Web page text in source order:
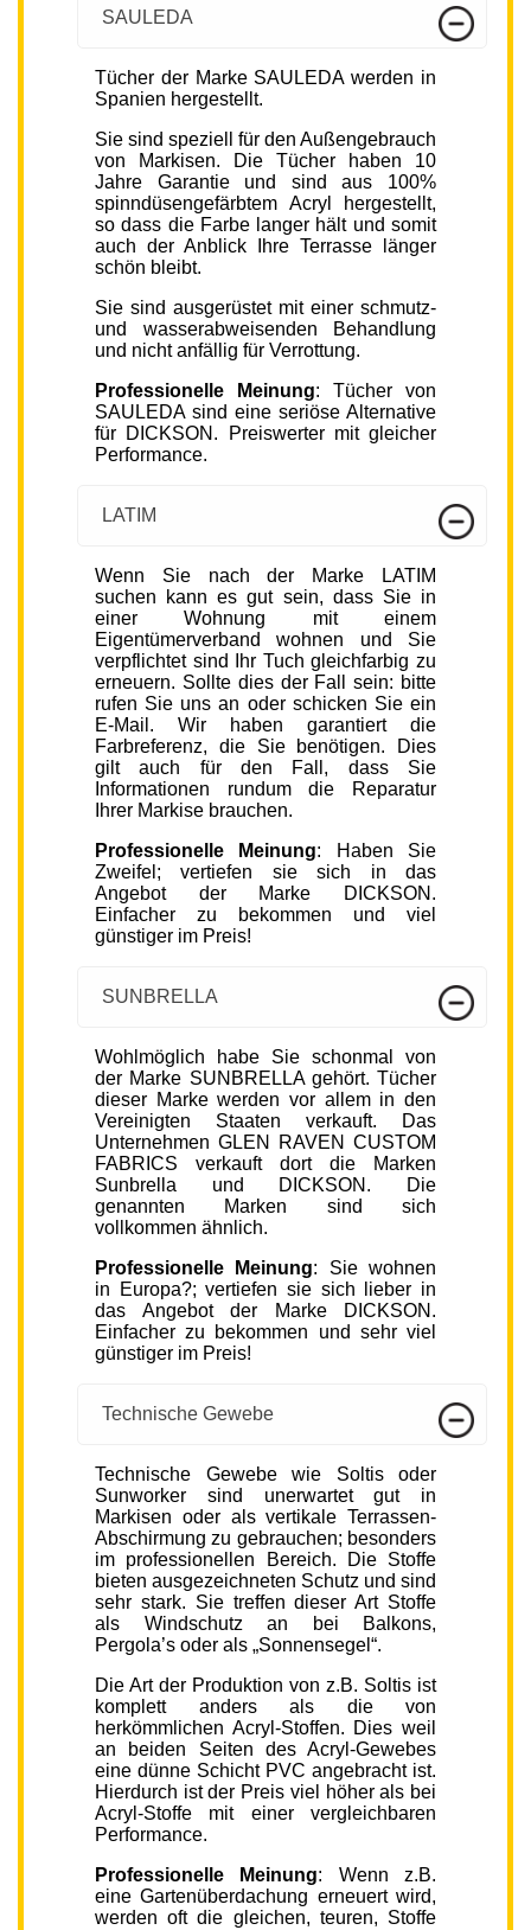
SAULEDA
Tücher der Marke SAULEDA werden in
Spanien hergestellt.
Sie sind speziell für den Außengebrauch
von Markisen. Die Tücher haben 10
Jahre Garantie und sind aus 100%
spinndüsengefärbtem Acryl hergestellt,
so dass die Farbe langer hält und somit
auch der Anblick Ihre Terrasse länger
schön bleibt.
Sie sind ausgerüstet mit einer schmutz-
und wasserabweisenden Behandlung
und nicht anfällig für Verrottung.
Professionelle Meinung: Tücher von
SAULEDA sind eine seriöse Alternative
für DICKSON. Preiswerter mit gleicher
Performance.
LATIM
Wenn Sie nach der Marke LATIM
suchen kann es gut sein, dass Sie in
einer Wohnung mit einem
Eigentümerverband wohnen und Sie
verpflichtet sind Ihr Tuch gleichfarbig zu
erneuern. Sollte dies der Fall sein: bitte
rufen Sie uns an oder schicken Sie ein
E-Mail. Wir haben garantiert die
Farbreferenz, die Sie benötigen. Dies
gilt auch für den Fall, dass Sie
Informationen rundum die Reparatur
Ihrer Markise brauchen.
Professionelle Meinung: Haben Sie
Zweifel; vertiefen sie sich in das
Angebot der Marke DICKSON.
Einfacher zu bekommen und viel
günstiger im Preis!
SUNBRELLA
Wohlmöglich habe Sie schonmal von
der Marke SUNBRELLA gehört. Tücher
dieser Marke werden vor allem in den
Vereinigten Staaten verkauft. Das
Unternehmen GLEN RAVEN CUSTOM
FABRICS verkauft dort die Marken
Sunbrella und DICKSON. Die
genannten Marken sind sich
vollkommen ähnlich.
Professionelle Meinung: Sie wohnen
in Europa?; vertiefen sie sich lieber in
das Angebot der Marke DICKSON.
Einfacher zu bekommen und sehr viel
günstiger im Preis!
Technische Gewebe
Technische Gewebe wie Soltis oder
Sunworker sind unerwartet gut in
Markisen oder als vertikale Terrassen-
Abschirmung zu gebrauchen; besonders
im professionellen Bereich. Die Stoffe
bieten ausgezeichneten Schutz und sind
sehr stark. Sie treffen dieser Art Stoffe
als Windschutz an bei Balkons,
Pergola’s oder als „Sonnensegel“.
Die Art der Produktion von z.B. Soltis ist
komplett anders als die von
herkömmlichen Acryl-Stoffen. Dies weil
an beiden Seiten des Acryl-Gewebes
eine dünne Schicht PVC angebracht ist.
Hierdurch ist der Preis viel höher als bei
Acryl-Stoffe mit einer vergleichbaren
Performance.
Professionelle Meinung: Wenn z.B.
eine Gartenüberdachung erneuert wird,
werden oft die gleichen, teuren, Stoffe